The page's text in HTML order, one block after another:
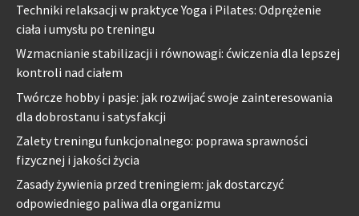
Techniki relaksacji w praktyce Yoga i Pilates: Odprężenie
ciała i umysłu po treningu
Wzmacnianie stabilizacji i równowagi: ćwiczenia dla lepszej
kontroli nad ciałem
Twórcze hobby i pasje: jak rozwijać swoje zainteresowania
dla dobrostanu i satysfakcji
Zalety treningu funkcjonalnego: poprawa sprawności
fizycznej i jakości życia
Zasady żywienia przed treningiem: jak dostarczyć
odpowiedniego paliwa dla organizmu